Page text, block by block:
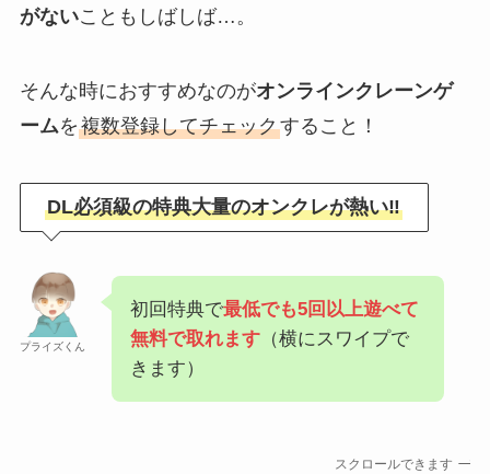
がないこともしばしば…。
そんな時におすすめなのがオンラインクレーンゲ
ームを複数登録してチェックすること！
DL必須級の特典大量のオンクレが熱い‼
プライズくん
初回特典で最低でも5回以上遊べて
無料で取れます（横にスワイプで
きます）
スクロールできます